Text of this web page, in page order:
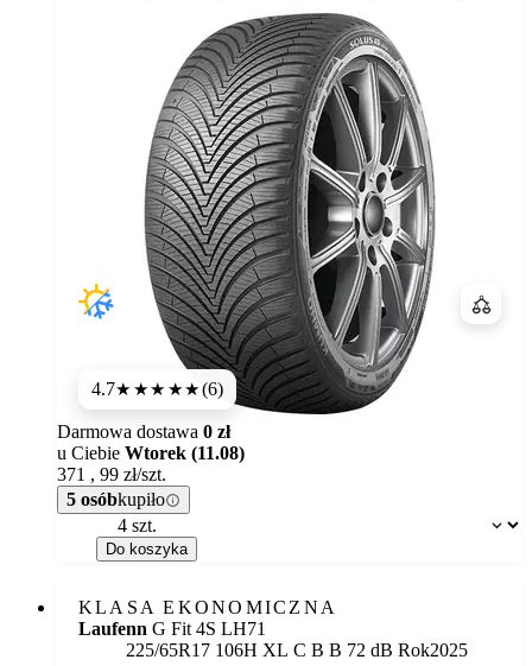
4.7★★★★★(6)
Dostępność:
Darmowa dostawa 0 zł
u Ciebie Wtorek (11.08)
371 , 99 zł/szt.
5 osóbkupiło
Do koszyka
KLASA EKONOMICZNA
Laufenn G Fit 4S LH71
225/65R17 106H XL Etykieta:
C B B 72 dB Rok2025